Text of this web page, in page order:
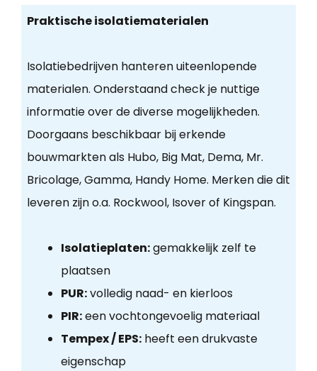
Praktische isolatiematerialen
Isolatiebedrijven hanteren uiteenlopende
materialen. Onderstaand check je nuttige
informatie over de diverse mogelijkheden.
Doorgaans beschikbaar bij erkende
bouwmarkten als Hubo, Big Mat, Dema, Mr.
Bricolage, Gamma, Handy Home. Merken die dit
leveren zijn o.a. Rockwool, Isover of Kingspan.
Isolatieplaten:gemakkelijk zelf te
plaatsen
PUR:volledig naad- en kierloos
PIR:een vochtongevoelig materiaal
Tempex / EPS:heeft een drukvaste
eigenschap